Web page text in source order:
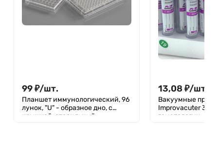
99₽/шт.
Планшет иммунологический, 96
лунок, "U" - образное дно, с
крышкой, стерильный,
13,08 ₽/шт.
Вакуумные
Improvacuter 3 мл
гематологии